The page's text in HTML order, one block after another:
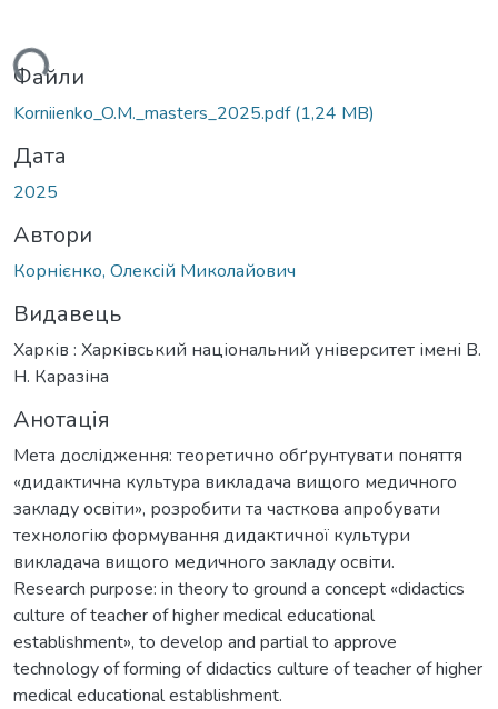
Файли
Korniienko_O.M._masters_2025.pdf(1,24 MB)
Дата
2025
Автори
Корнієнко, Олексій Миколайович
Видавець
Харків : Харківський національний університет імені В.
Н. Каразіна
Анотація
Мета дослідження: теоретично обґрунтувати поняття
«дидактична культура викладача вищого медичного
закладу освіти», розробити та часткова апробувати
технологію формування дидактичної культури
викладача вищого медичного закладу освіти.
Research purpose: in theory to ground a concept «didactics
culture of teacher of higher medical educational
establishment», to develop and partial to approve
technology of forming of didactics culture of teacher of higher
medical educational establishment.